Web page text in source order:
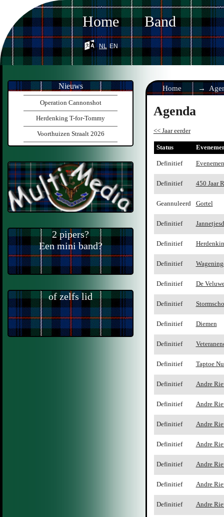
Home Band
nl en
Home
Agenda
<< Jaar eerder
Status
Definitief
Definitief 450 Jaar
Geannuleerd Gortel
Definitief
Definitief
Definitief
Definitief De
Definitief
Definitief Diemen
Definitief
Definitief Taptoe
Definitief Andre
Definitief Andre
Definitief Andre
Definitief Andre
Definitief Andre
Definitief Andre
Definitief Andre
Nieuws
Operation Cannonshot
Herdenking T-for-Tommy
Voorthuizen Straalt 2026
2 pipers?
Een mini band?
of zelfs lid